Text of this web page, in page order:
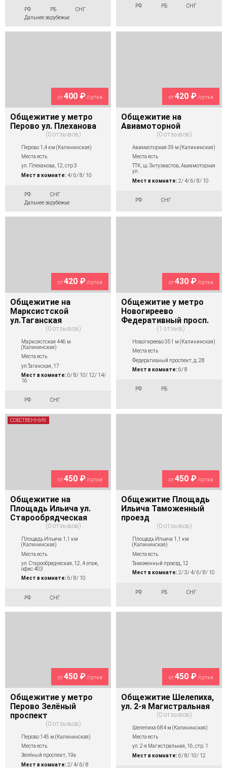
РФ РБ
СНГ
Дальнее зарубежье
РФ РБ СНГ
от400 ₽/сутки
Общежитие у метро
Перово ул. Плеханова
0 отзывов
Перово 1,4 км (Калининская)
Места есть
ул. Плеханова, 12, стр 3
Мест в комнате: 4/ 6/ 8/ 10
РФ
СНГ
Дальнее зарубежье
от420 ₽/сутки
Общежитие на
Авиамоторной
0 отзывов
Авиамоторная 39 м (Калининская)
Места есть
ТТК, ш. Энтузиастов, Авиамоторная
ул.
Мест в комнате: 2/ 4/ 6/ 8/ 10
РФ СНГ
от420 ₽/сутки
Общежитие на
Марксистской
ул.Таганская
0 отзывов
Марксистская 446 м
(Калининская)
Места есть
ул.Таганская, 17
Мест в комнате: 6/ 8/ 10/ 12/ 14/
16
РФ СНГ
от430 ₽/сутки
Общежитие у метро
Новогиреево
Федеративный просп.
1 отзыв
Новогиреево 351 м (Калининская)
Места есть
Федеративный проспект, д. 28
Мест в комнате: 6/ 8
РФ РБ
от450 ₽/сутки
Общежитие на
Площадь Ильича ул.
Старообрядческая
0 отзывов
Площадь Ильича 1,1 км
(Калининская)
Места есть
ул. Старообрядческая, 12, 4 этаж,
офис 403
Мест в комнате: 6/ 8/ 10
РФ СНГ
СОБСТВЕННИК
от450 ₽/сутки
Общежитие Площадь
Ильича Таможенный
проезд
0 отзывов
Площадь Ильича 1,1 км
(Калининская)
Места есть
Таможенный проезд, 12
Мест в комнате: 2/ 3/ 4/ 6/ 8/ 10
РФ РБ СНГ
от450 ₽/сутки
Общежитие у метро
Перово Зелёный
проспект
0 отзывов
Перово 145 м (Калининская)
Места есть
Зелёный проспект, 19а
Мест в комнате: 2/ 4/ 6/ 8
от450 ₽/сутки
Общежитие Шелепиха,
ул. 2-я Магистральная
0 отзывов
Шелепиха 684 м (Калининская)
Места есть
ул. 2-я Магистральная, 16, стр. 1
Мест в комнате: 6/ 8/ 10/ 12